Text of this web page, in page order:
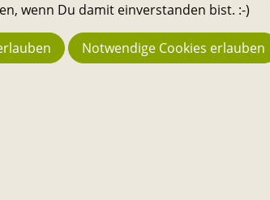
wenn Du damit einverstanden bist. :-)
Notwendige Cookies erlauben